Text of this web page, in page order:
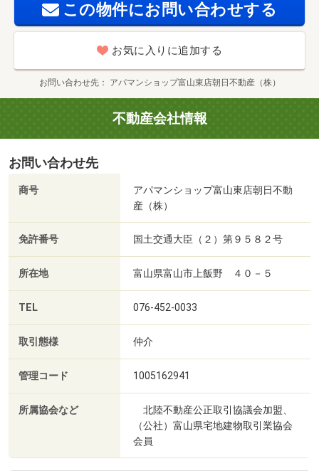
ｍ/賃貸戸数:8戸この物件にお問い合わせする
お気に入りに追加する
お問い合わせ先 アパマンショップ富山東店朝日不動産（株）
不動産会社情報
お問い合わせ先
商号
アパマンショップ富山東店朝日不動
産（株）
免許番号 国土交通大臣（２）第９５８２号
所在地 富山県富山市上飯野 ４０－５
TEL 076-452-0033
取引態様 仲介
管理コード 1005162941
所属協会など
北陸不動産公正取引協議会加盟、
（公社）富山県宅地建物取引業協会
会員